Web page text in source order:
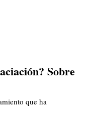
Sobre
que ha